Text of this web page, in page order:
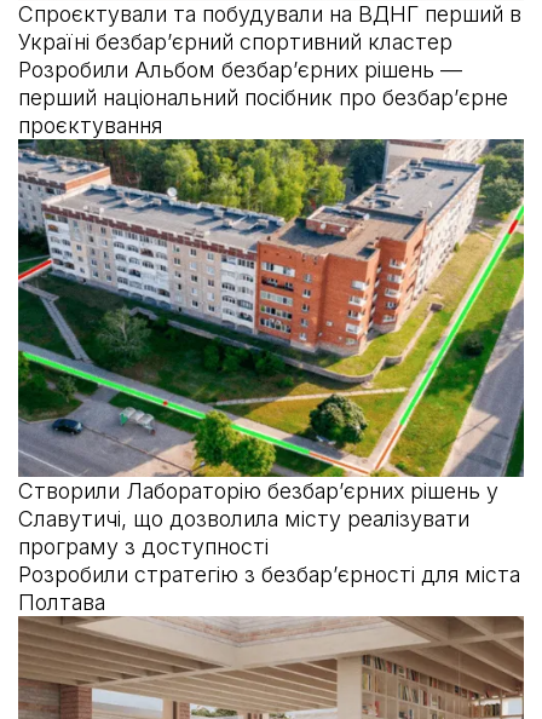
Спроєктували та побудували на ВДНГ перший в
Україні безбарʼєрний спортивний кластер
Розробили Альбом безбарʼєрних рішень —
перший національний посібник про безбарʼєрне
проєктування
Створили Лабораторію безбарʼєрних рішень у
Славутичі, що дозволила місту реалізувати
програму з доступності
Розробили стратегію з безбарʼєрності для міста
Полтава